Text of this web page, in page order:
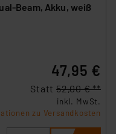
Beam, Akku, weiß
47,95 €
Statt 52,00 € **
inkl. MwSt.
zu Versandkosten